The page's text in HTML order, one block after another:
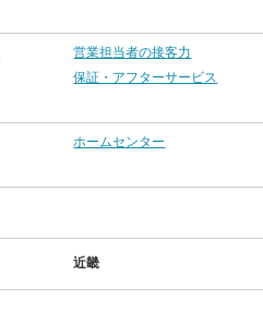
営業担当者の接客力
保証・アフターサービス
ホームセンター
近畿